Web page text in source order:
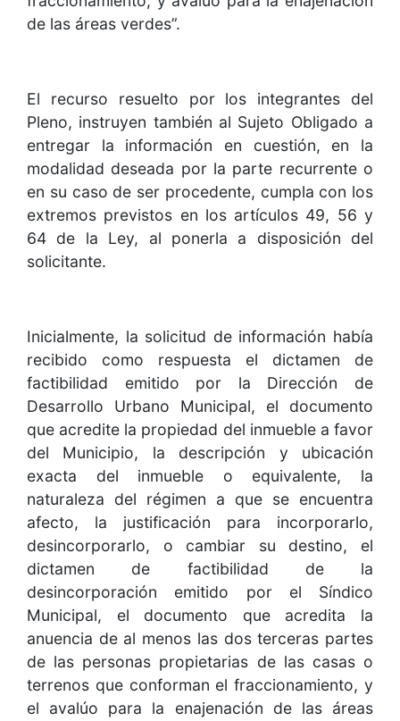
de las áreas verdes”.
El recurso resuelto por los integrantes del
Pleno, instruyen también al Sujeto Obligado a
entregar la información en cuestión, en la
modalidad deseada por la parte recurrente o
en su caso de ser procedente, cumpla con los
extremos previstos en los artículos 49, 56 y
64 de la Ley, al ponerla a disposición del
solicitante.
Inicialmente, la solicitud de información había
recibido como respuesta el dictamen de
factibilidad emitido por la Dirección de
Desarrollo Urbano Municipal, el documento
que acredite la propiedad del inmueble a favor
del Municipio, la descripción y ubicación
exacta del inmueble o equivalente, la
naturaleza del régimen a que se encuentra
afecto, la justificación para incorporarlo,
desincorporarlo, o cambiar su destino, el
dictamen de factibilidad de la
desincorporación emitido por el Síndico
Municipal, el documento que acredita la
anuencia de al menos las dos terceras partes
de las personas propietarias de las casas o
terrenos que conforman el fraccionamiento, y
el avalúo para la enajenación de las áreas